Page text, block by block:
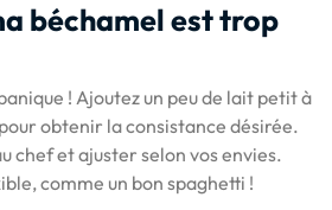
béchamel est trop
! Ajoutez un peu de lait petit à
obtenir la consistance désirée.
chef et ajuster selon vos envies.
comme un bon spaghetti !